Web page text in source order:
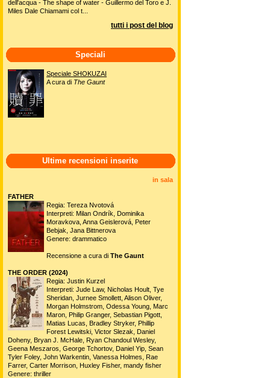
dell'acqua - The shape of water - Guillermo del Toro e J.
Miles Dale Chiamami col t...
tutti i post del blog
Speciali
Speciale SHOKUZAI
A cura di The Gaunt
Ultime recensioni inserite
in sala
FATHER
Regia: Tereza Nvotová
Interpreti: Milan Ondrík, Dominika
Moravkova, Anna Geislerová, Peter
Bebjak, Jana Bittnerova
Genere: drammatico
Recensione a cura di The Gaunt
THE ORDER (2024)
Regia: Justin Kurzel
Interpreti: Jude Law, Nicholas Hoult, Tye
Sheridan, Jurnee Smollett, Alison Oliver,
Morgan Holmstrom, Odessa Young, Marc
Maron, Philip Granger, Sebastian Pigott,
Matias Lucas, Bradley Stryker, Phillip
Forest Lewitski, Victor Slezak, Daniel
Doheny, Bryan J. McHale, Ryan Chandoul Wesley,
Geena Meszaros, George Tchortov, Daniel Yip, Sean
Tyler Foley, John Warkentin, Vanessa Holmes, Rae
Farrer, Carter Morrison, Huxley Fisher, mandy fisher
Genere: thriller